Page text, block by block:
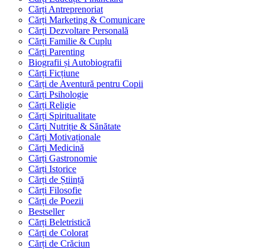
Cărți Antreprenoriat
Cărți Marketing & Comunicare
Cărți Dezvoltare Personală
Cărți Familie & Cuplu
Cărți Parenting
Biografii și Autobiografii
Cărți Ficțiune
Cărți de Aventură pentru Copii
Cărți Psihologie
Cărți Religie
Cărți Spiritualitate
Cărți Nutriție & Sănătate
Cărți Motivaționale
Cărți Medicină
Cărți Gastronomie
Cărți Istorice
Cărți de Știință
Cărți Filosofie
Cărți de Poezii
Bestseller
Cărți Beletristică
Cărți de Colorat
Cărți de Crăciun